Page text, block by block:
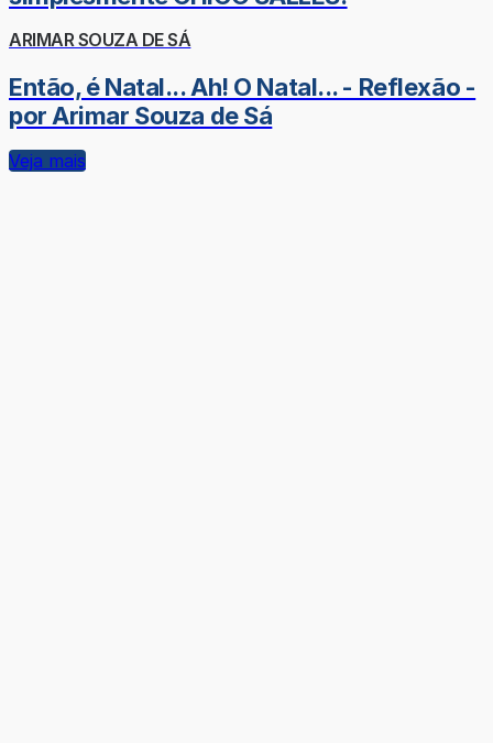
ARIMAR SOUZA DE SÁ
Então, é Natal... Ah! O Natal... - Reflexão -
por Arimar Souza de Sá
Veja mais